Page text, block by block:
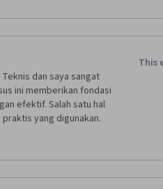
dan saya sangat
ini memberikan fondasi
efektif. Salah satu hal
yang digunakan.
pada teori, tetapi
membantu saya
dalam kursus ini sangat
This